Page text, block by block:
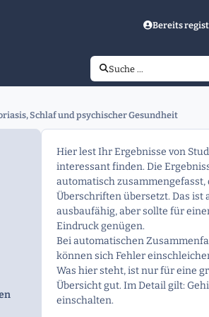
Bereits
Suche …
Schlaf und psychischer Gesundheit
Hier lest Ihr Ergebnisse von
interessant finden. Die
automatisch zusammengefasst,
Überschriften übersetzt. Das ist
ausbaufähig, aber sollte für
Eindruck genügen.
Bei automatischen
können sich Fehler
Was hier steht, ist nur für eine
Übersicht gut. Im Detail gilt:
einschalten.